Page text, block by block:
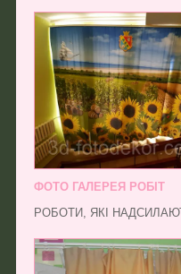
ФОТО ГАЛЕРЕЯ РОБІТ
РОБОТИ, ЯКІ